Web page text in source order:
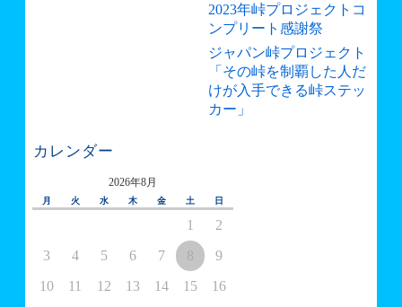
2023年峠プロジェクトコ
ンプリート感謝祭
ジャパン峠プロジェクト
「その峠を制覇した人だ
けが入手できる峠ステッ
カー」
カレンダー
2026年8月
月 火 水 木 金 土 日
1
2
3
4 5 6 7 8
9
10
11 12 13 14 15 16